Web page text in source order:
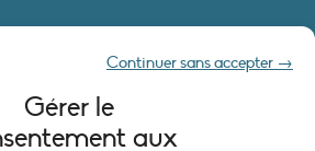
Gérer le
aux
Continuer sans accepter →